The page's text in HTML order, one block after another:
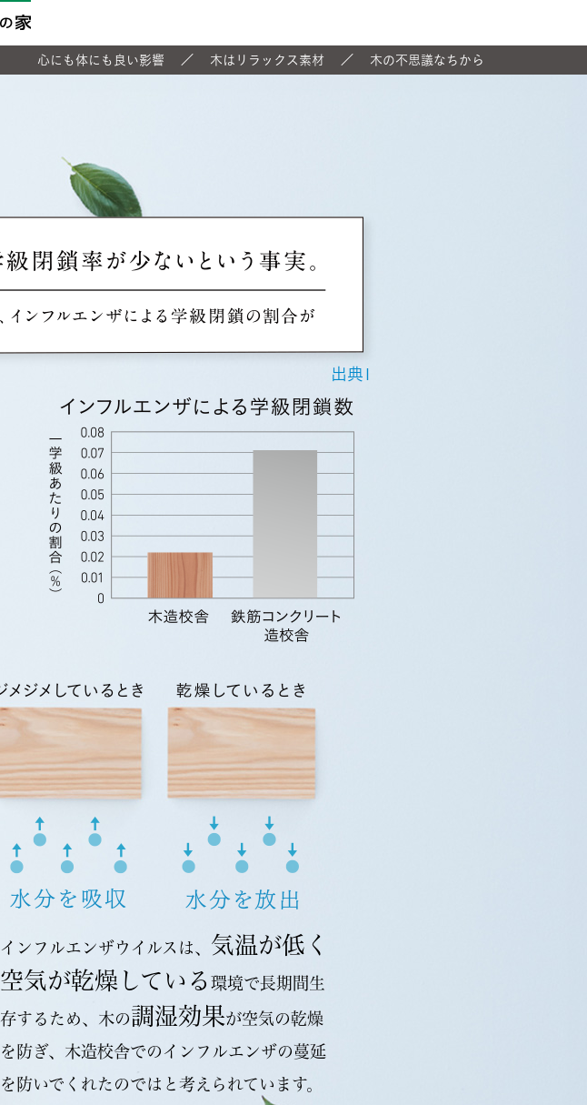
心にも体にも良い影響 木はリラックス素材 木の不思議なちから
出典1
インフルエンザウイルスは、 気温が低く
空気が乾燥している 環境で長期間生
存するため、木の調湿効果が空気の乾燥
を防ぎ、木造校舎でのインフルエンザの蔓延
を防いでくれたのではと考えられています。